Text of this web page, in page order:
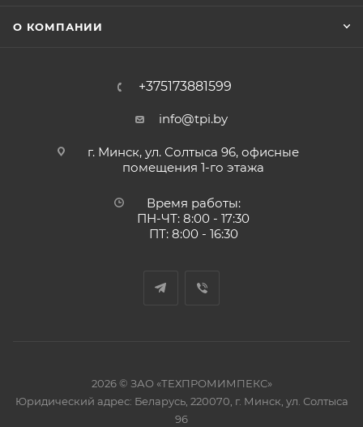
О КОМПАНИИ
+375173881599
info@tpi.by
г. Минск, ул. Солтыса 96, офисные
помещения 1-го этажа
Время работы:
ПН-ЧТ: 8:00 - 17:30
ПТ: 8:00 - 16:30
2026 © ЗАО «ТЕХПРОМИМПЕКС»
Юридический адрес: Беларусь, 220070, г. Минск, ул. Солтыса
96